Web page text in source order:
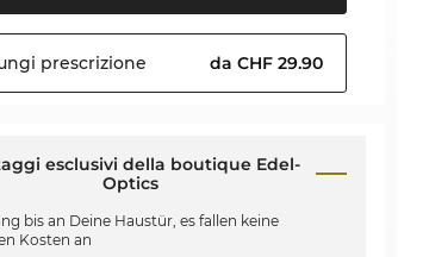
prescrizione da CHF 29.90
esclusivi della boutique Edel-
Optics
bis an Deine Haustür, es fallen keine
Kosten an